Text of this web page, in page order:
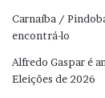
Carnaíba /
encontrá-lo
Alfredo Gaspar é
Eleições de 2026